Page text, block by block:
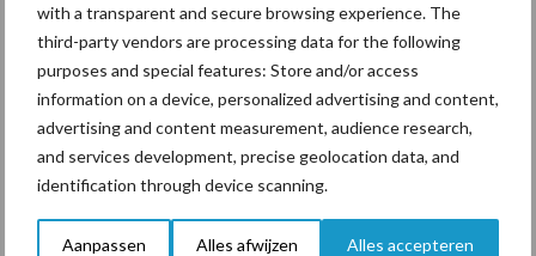
with a transparent and secure browsing experience. The
third-party vendors are processing data for the following
purposes and special features: Store and/or access
information on a device, personalized advertising and content,
advertising and content measurement, audience research,
and services development, precise geolocation data, and
identification through device scanning.
Aanpassen Alles afwijzen Alles accepteren
Beregening Bijproducten
Toon meer